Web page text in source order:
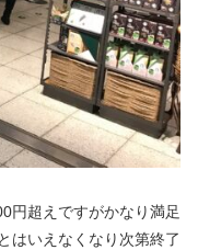
円超えですがかなり満足
はいえなくなり次第終了